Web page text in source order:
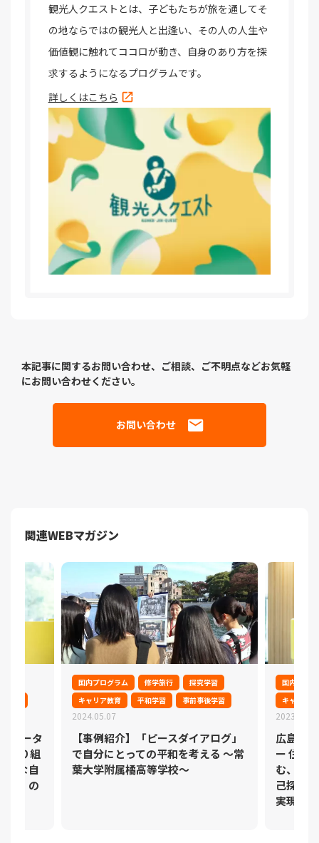
観光人クエストとは、子どもたちが旅を通してそ
の地ならではの観光人と出逢い、その人の人生や
価値観に触れてココロが動き、自身のあり方を探
求するようになるプログラムです。
詳しくはこちら
本記事に関するお問い合わせ、ご相談、ご不明点などお気軽
にお問い合わせください。
お問い合わせ
関連WEBマガジン
レータ
取り組
たな自
化」の
国内プログラム 修学旅行
探究学習
キャリア教育
平和学習 事前事後学習
2024.05.07
【事例紹介】「ピースダイアログ」
で自分にとっての平和を考える ～常
葉大学附属橘高等学校～
国内プロ
キャリア
2023.07.25
広島か
ー 住岡
む、未
己探求
実現